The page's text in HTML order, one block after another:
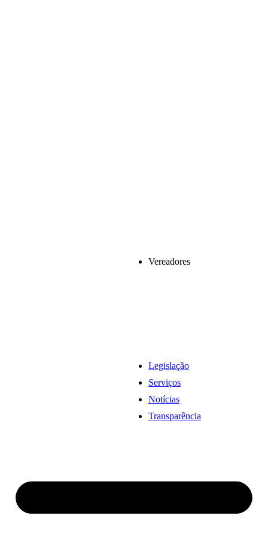
Vereadores
Legislação
Serviços
Notícias
Transparência